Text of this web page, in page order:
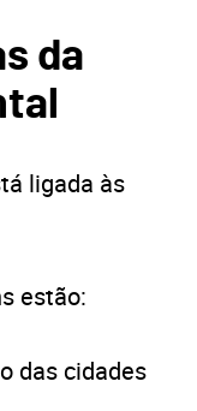
da
ligada às
estão:
das cidades